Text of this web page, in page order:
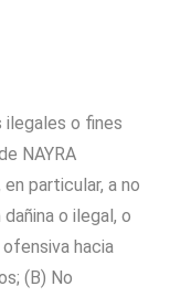
ilegales o fines
NAYRA
particular, a no
o ilegal, o
hacia
(B) No